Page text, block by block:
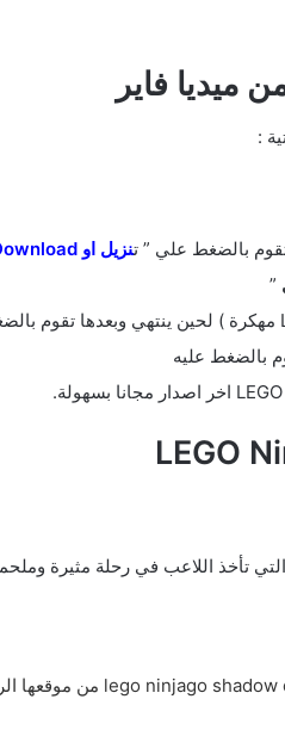
نزيل او Download
”
بالضغط عليه